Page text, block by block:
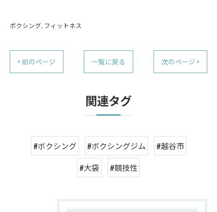
ボクシング フィットネス
< 前のページ 一覧に戻る 次のページ >
関連タグ
#ボクシング #ボクシングジム
#越谷市
#大袋
#競技性